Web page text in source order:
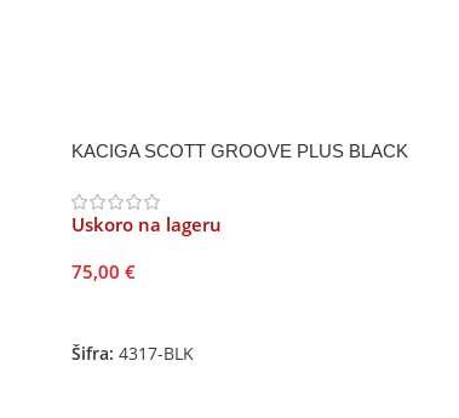
KACIGA SCOTT GROOVE PLUS BLACK
Uskoro na lageru
75,00 €
Šifra: 4317-BLK